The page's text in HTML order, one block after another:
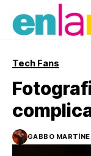
Tech Fans
GABBO